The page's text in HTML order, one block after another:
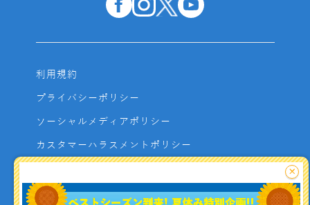
利用規約
プライバシーポリシー
ソーシャルメディアポリシー
カスタマーハラスメントポリシー
よくあるご質問
×